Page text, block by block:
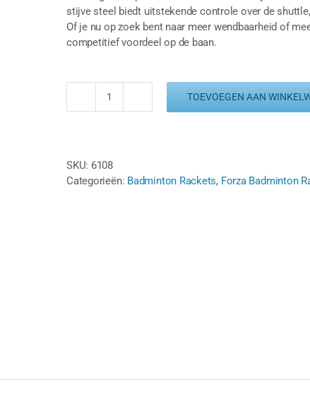
stijve steel biedt uitstekende controle over de
Of je nu op zoek bent naar meer wendbaarheid of
competitief voordeel op de baan.
FZ
60
-
TOEVOEGEN AAN
SKU: 6108
Categorieën: Badminton Rackets, Forza Badminton